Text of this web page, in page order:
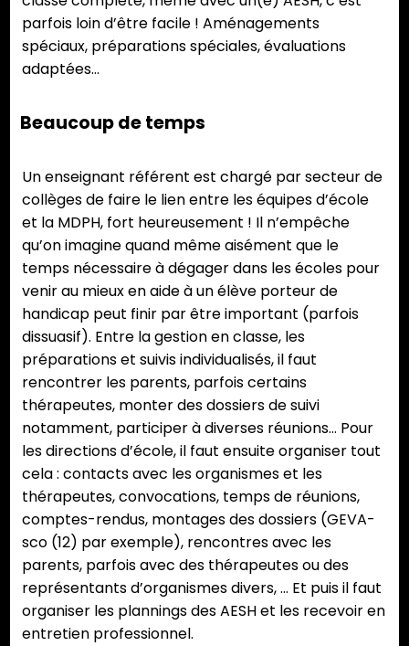
parfois loin d’être facile ! Aménagements
spéciaux, préparations spéciales, évaluations
adaptées…
Beaucoup de temps
Un enseignant référent est chargé par secteur de
collèges de faire le lien entre les équipes d’école
et la MDPH, fort heureusement ! Il n’empêche
qu’on imagine quand même aisément que le
temps nécessaire à dégager dans les écoles pour
venir au mieux en aide à un élève porteur de
handicap peut finir par être important (parfois
dissuasif). Entre la gestion en classe, les
préparations et suivis individualisés, il faut
rencontrer les parents, parfois certains
thérapeutes, monter des dossiers de suivi
notamment, participer à diverses réunions… Pour
les directions d’école, il faut ensuite organiser tout
cela : contacts avec les organismes et les
thérapeutes, convocations, temps de réunions,
comptes-rendus, montages des dossiers (GEVA-
sco (12) par exemple), rencontres avec les
parents, parfois avec des thérapeutes ou des
représentants d’organismes divers, … Et puis il faut
organiser les plannings des AESH et les recevoir en
entretien professionnel.